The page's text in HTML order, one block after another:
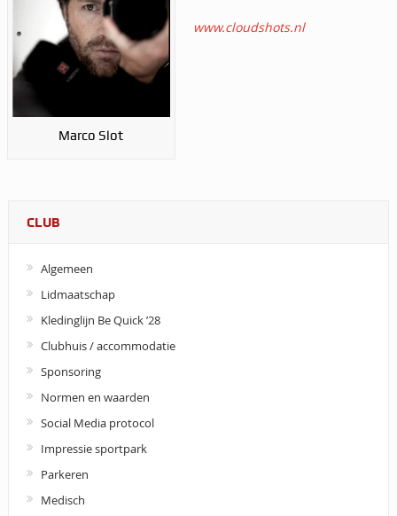
Marco Slot
www.cloudshots.nl
CLUB
Algemeen
Lidmaatschap
Kledinglijn Be Quick ’28
Clubhuis / accommodatie
Sponsoring
Normen en waarden
Social Media protocol
Impressie sportpark
Parkeren
Medisch